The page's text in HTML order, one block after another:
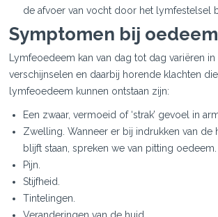
de afvoer van vocht door het lymfestelsel
Symptomen bij oedeem
Lymfeoedeem kan van dag tot dag variëren
verschijnselen en daarbij horende klachten
lymfeoedeem kunnen ontstaan zijn:
Een zwaar, vermoeid of ‘strak’ gevoel in
Zwelling. Wanneer er bij indrukken van de
blijft staan, spreken we van pitting oedeem.
Pijn.
Stijfheid.
Tintelingen.